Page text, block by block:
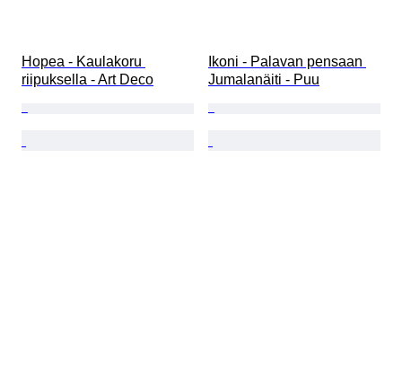
Hopea - Kaulakoru
riipuksella - Art Deco
Ikoni - Palavan pensaan
Jumalanäiti - Puu